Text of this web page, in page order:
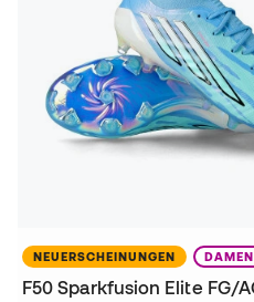
NEUERSCHEINUNGEN DAMEN